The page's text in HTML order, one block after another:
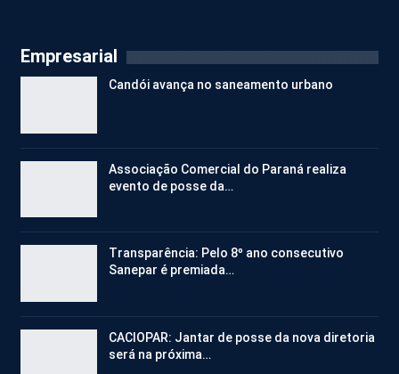
Empresarial
Candói avança no saneamento urbano
Associação Comercial do Paraná realiza
evento de posse da…
Transparência: Pelo 8º ano consecutivo
Sanepar é premiada…
CACIOPAR: Jantar de posse da nova diretoria
será na próxima…